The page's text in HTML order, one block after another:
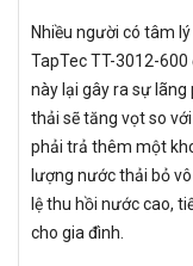
Nhiều người có tâm
TapTec TT-3012-
này lại gây ra sự lãng
thải sẽ tăng vọt so
phải trả thêm một
lượng nước thải bỏ
lệ thu hồi nước cao,
cho gia đình.